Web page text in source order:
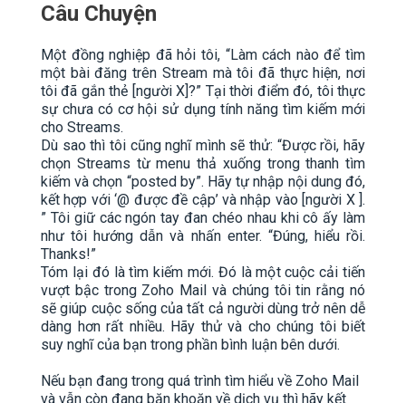
Câu Chuyện
Một đồng nghiệp đã hỏi tôi, “Làm cách nào để tìm
một bài đăng trên Stream mà tôi đã thực hiện, nơi
tôi đã gắn thẻ [người X]?” Tại thời điểm đó, tôi thực
sự chưa có cơ hội sử dụng tính năng tìm kiếm mới
cho Streams.
Dù sao thì tôi cũng nghĩ mình sẽ thử: “Được rồi, hãy
chọn Streams từ menu thả xuống trong thanh tìm
kiếm và chọn “posted by”. Hãy tự nhập nội dung đó,
kết hợp với ‘@ được đề cập’ và nhập vào [người X ].
” Tôi giữ các ngón tay đan chéo nhau khi cô ấy làm
như tôi hướng dẫn và nhấn enter. “Đúng, hiểu rồi.
Thanks!”
Tóm lại đó là tìm kiếm mới. Đó là một cuộc cải tiến
vượt bậc trong Zoho Mail và chúng tôi tin rằng nó
sẽ giúp cuộc sống của tất cả người dùng trở nên dễ
dàng hơn rất nhiều. Hãy thử và cho chúng tôi biết
suy nghĩ của bạn trong phần bình luận bên dưới.
Nếu bạn đang trong quá trình tìm hiểu về Zoho Mail
và vẫn còn đang băn khoăn về dịch vụ thì hãy kết